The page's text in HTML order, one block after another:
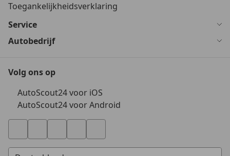
Toegankelijkheidsverklaring
Service
Autobedrijf
Volg ons op
AutoScout24 voor iOS
AutoScout24 voor Android